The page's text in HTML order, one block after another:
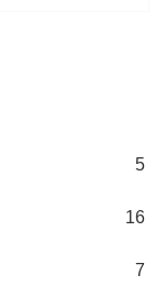
5
16
7